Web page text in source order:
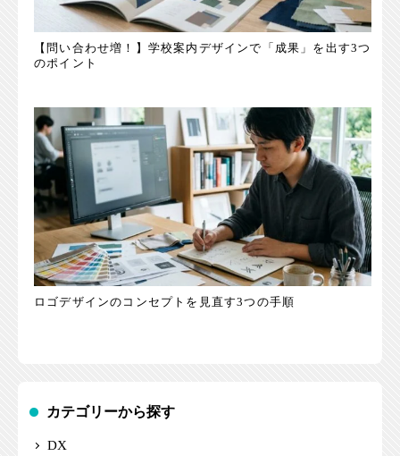
【問い合わせ増！】学校案内デザインで「成果」を出す3つ
のポイント
ロゴデザインのコンセプトを見直す3つの手順
カテゴリーから探す
DX